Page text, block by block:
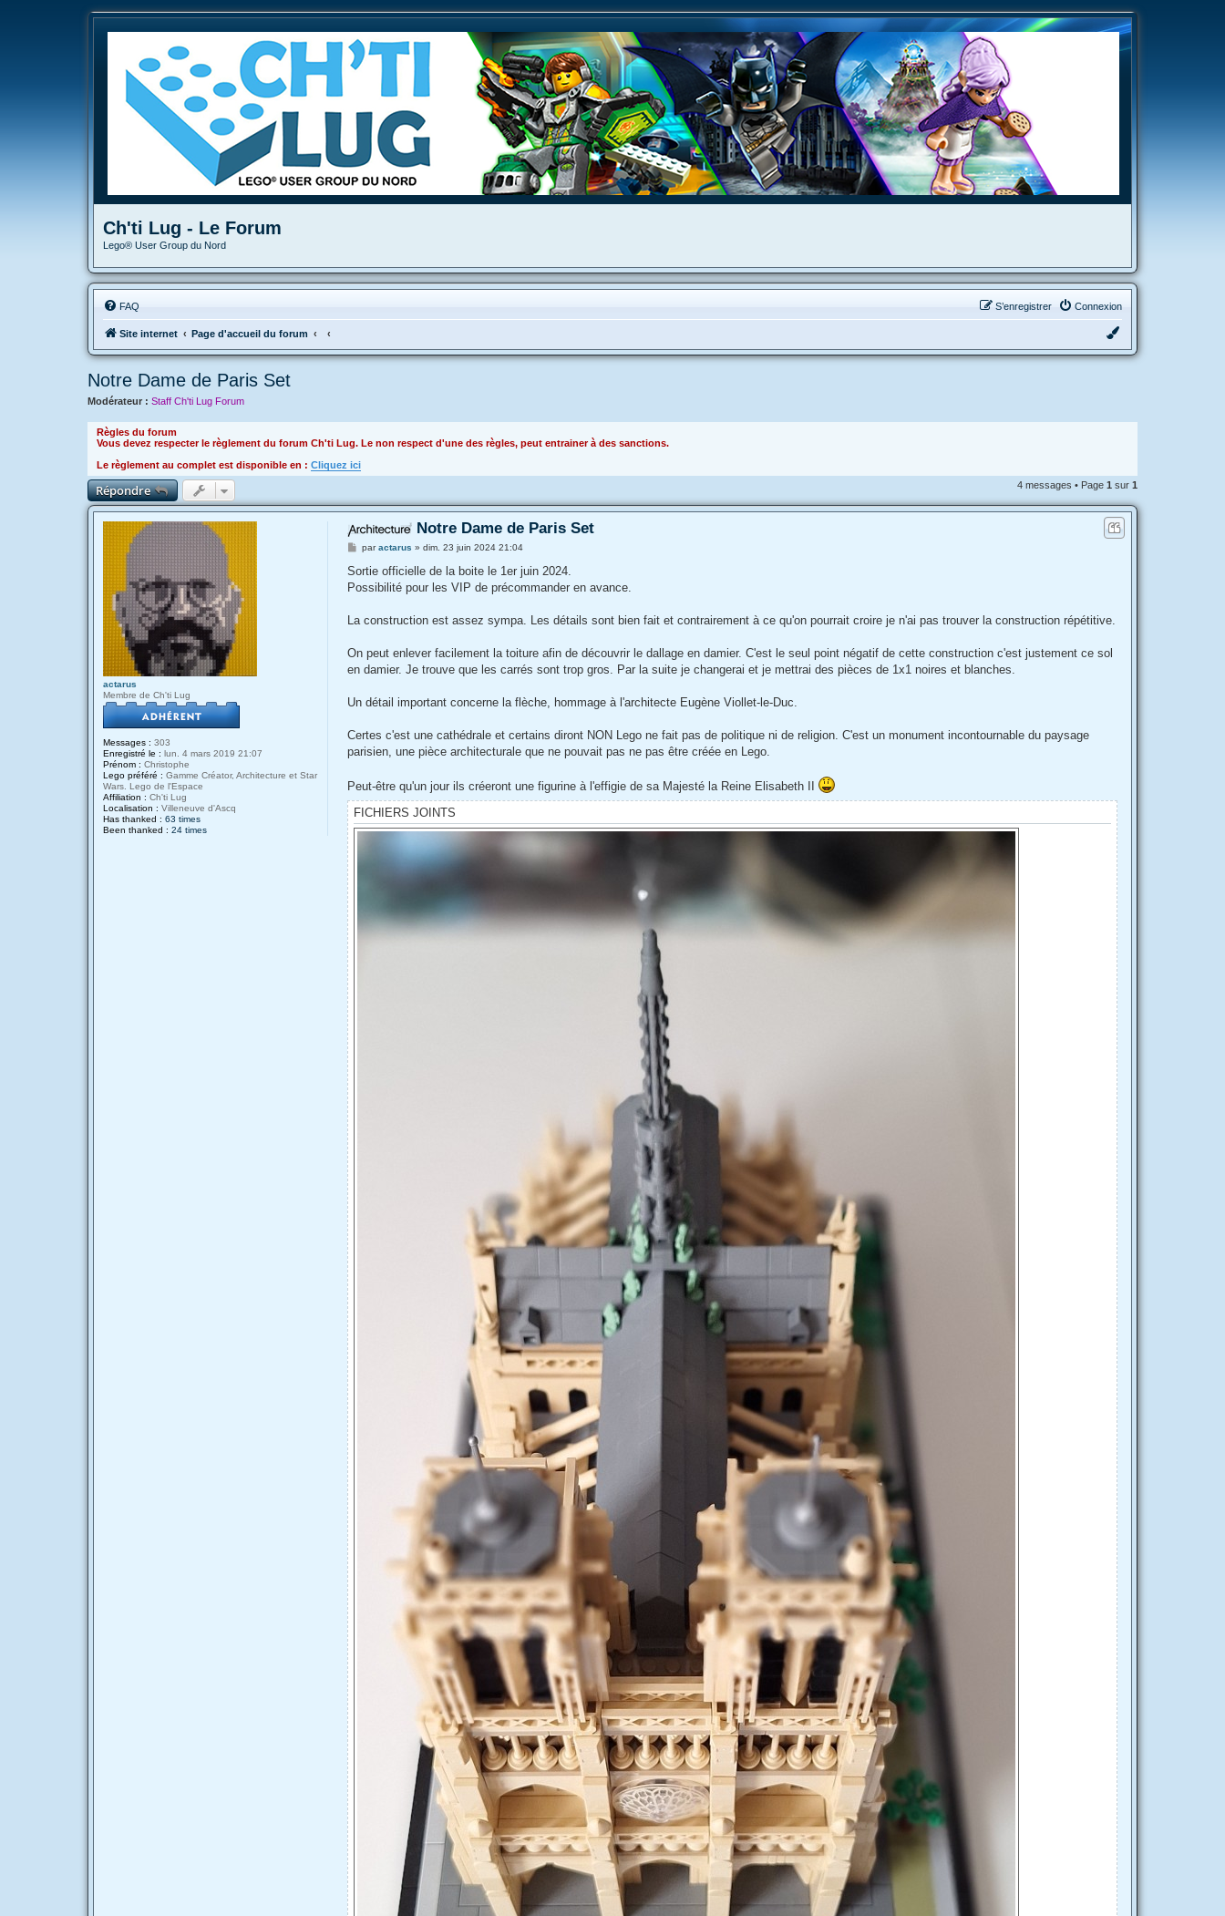
Ch'ti Lug - Le Forum
Lego® User Group du Nord
FAQ Connexion
S’enregistrer
Site internet Page d'accueil du forum
Notre Dame de Paris Set
Modérateur : Staff Ch'ti Lug Forum
Règles du forum
Vous devez respecter le règlement du forum Ch'ti Lug. Le non respect d'une des règles, peut entrainer à des sanctions.
Le règlement au complet est disponible en : Cliquez ici
Répondre 4 messages • Page 1 sur 1
actarus
Membre de Ch'ti Lug
Messages : 303
Enregistré le : lun. 4 mars 2019 21:07
Prénom : Christophe
Lego préféré : Gamme Créator, Architecture et Star
Wars. Lego de l'Espace
Affiliation : Ch'ti Lug
Localisation : Villeneuve d'Ascq
Has thanked : 63 times
Been thanked : 24 times
Notre Dame de Paris Set
M
s
a
paractarus »dim. 23 juin 2024 21:04
Sortie officielle de la boite le 1er juin 2024.
Possibilité pour les VIP de précommander en avance.
La construction est assez sympa. Les détails sont bien fait et contrairement à ce qu'on pourrait croire je n'ai pas trouver la construction répétitive.
On peut enlever facilement la toiture afin de découvrir le dallage en damier. C'est le seul point négatif de cette construction c'est justement ce sol
en damier. Je trouve que les carrés sont trop gros. Par la suite je changerai et je mettrai des pièces de 1x1 noires et blanches.
Un détail important concerne la flèche, hommage à l'architecte Eugène Viollet-le-Duc.
Certes c'est une cathédrale et certains diront NON Lego ne fait pas de politique ni de religion. C'est un monument incontournable du paysage
parisien, une pièce architecturale que ne pouvait pas ne pas être créée en Lego.
Peut-être qu'un jour ils créeront une figurine à l'effigie de sa Majesté la Reine Elisabeth II
FICHIERS JOINTS